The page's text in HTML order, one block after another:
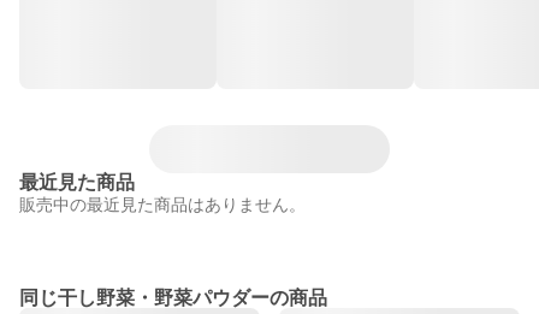
最近見た商品
販売中の最近見た商品はありません。
同じ干し野菜・野菜パウダーの商品